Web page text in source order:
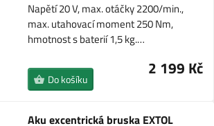
Napětí 20 V, max. otáčky 2200/min.,
max. utahovací moment 250 Nm,
hmotnost s baterií 1,5 kg.…
2 199 Kč
Do košíku
Aku excentrická bruska EXTOL